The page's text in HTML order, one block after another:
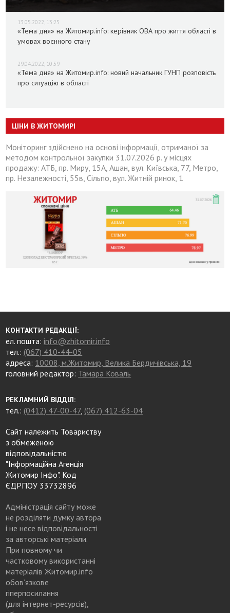
13.05.2022, 13:25
«Тема дня» на Житомир.info: керівник ОВА про життя області в
умовах воєнного стану
29.04.2022, 10:59
«Тема дня» на Житомир.info: новий начальник ГУНП розповість
про ситуацію в області
ЦІНИ В ЖИТОМИРІ
Моніторинг здійснено на основі інформації, отриманої за
методом контрольної закупки 31.07.2026 р. у місцях
продажу: АТБ, пр. Миру, 15А, Ашан, вул. Київська, 77, Метро,
пр. Незалежності, 55в, Сільпо, вул. Житній ринок, 1
КОНТАКТИ РЕДАКЦІЇ:
ел. пошта:info@zhitomir.info
тел.: (067) 410-44-05
адреса: 10008, м.Житомир, Велика Бердичівська, 19
головний редактор: Тамара Коваль
РЕКЛАМНИЙ ВІДДІЛ:
тел.: (0412) 47-00-47, (067) 412-63-04
Сайт належить Товариству
з обмеженою
відповідальністю
"Інформаційна Агенція
Житомир Інфо". Код
ЄДРПОУ 33732896
Адміністрація сайту може
не розділяти думку автора
і не несе відповідальності
за авторські матеріали.
При повному чи
частковому використанні
матеріалів Житомир.info
обов’язкове
гіперпосилання
(для інтернет-ресурсів),